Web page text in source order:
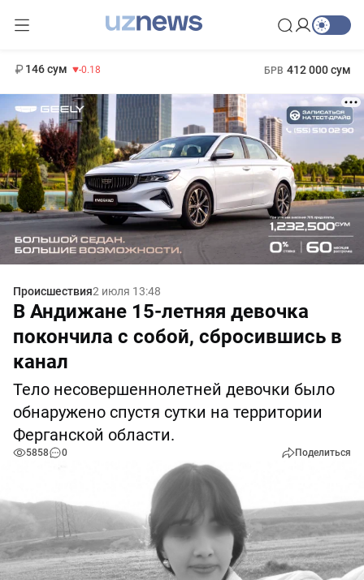
146 сум -0.18 БРВ 412 000 сум
Происшествия2 июля 13:48
В Андижане 15-летняя девочка
покончила с собой, сбросившись в
канал
Тело несовершеннолетней девочки было
обнаружено спустя сутки на территории
Ферганской области.
5858 0 Поделиться